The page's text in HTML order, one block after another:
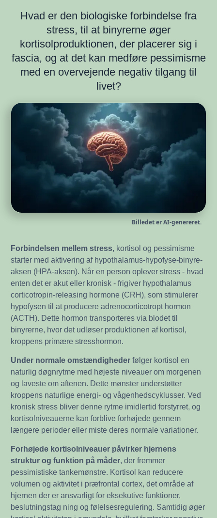
Hvad er den biologiske forbindelse fra
stress, til at binyrerne øger
kortisolproduktionen, der placerer sig i
fascia, og at det kan medføre pessimisme
med en overvejende negativ tilgang til
livet?
Billedet er AI-genereret.
Forbindelsen mellem stress, kortisol og pessimisme
starter med aktivering af hypothalamus-hypofyse-binyre-
aksen (HPA-aksen). Når en person oplever stress - hvad
enten det er akut eller kronisk - frigiver hypothalamus
corticotropin-releasing hormone (CRH), som stimulerer
hypofysen til at producere adrenocorticotropt hormon
(ACTH). Dette hormon transporteres via blodet til
binyrerne, hvor det udløser produktionen af kortisol,
kroppens primære stresshormon.
Under normale omstændigheder følger kortisol en
naturlig døgnrytme med højeste niveauer om morgenen
og laveste om aftenen. Dette mønster understøtter
kroppens naturlige energi- og vågenhedscyklusser. Ved
kronisk stress bliver denne rytme imidlertid forstyrret, og
kortisolniveauerne kan forblive forhøjede gennem
længere perioder eller miste deres normale variationer.
Forhøjede kortisolniveauer påvirker hjernens
struktur og funktion på måder, der fremmer
pessimistiske tankemønstre. Kortisol kan reducere
volumen og aktivitet i præfrontal cortex, det område af
hjernen der er ansvarligt for eksekutive funktioner,
beslutningstag ning og følelsesregulering. Samtidig øger